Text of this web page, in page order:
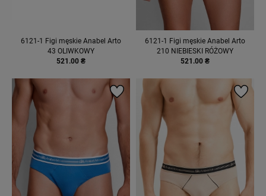
6121-1 Figi męskie Anabel Arto
43 OLIWKOWY
521.00 ₴
6121-1 Figi męskie Anabel Arto
210 NIEBIESKI RÓŻOWY
521.00 ₴